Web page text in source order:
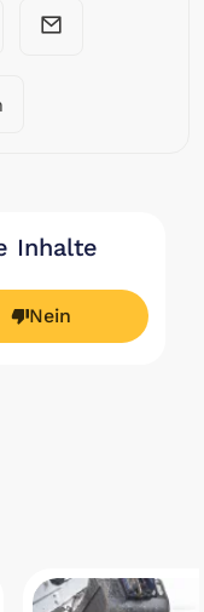
Inhalte
Nein